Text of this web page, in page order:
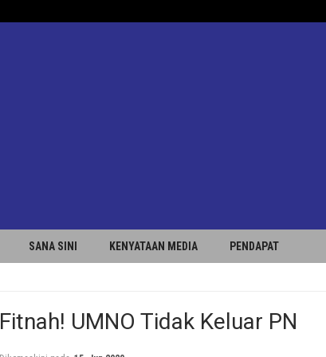
SANA SINI KENYATAAN MEDIA PENDAPAT
Fitnah! UMNO Tidak Keluar PN